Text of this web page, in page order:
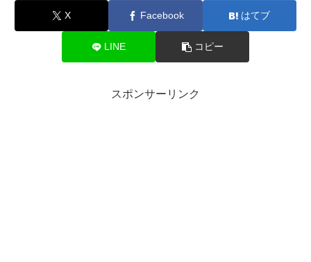
X Facebook はてブ
LINE コピー
スポンサーリンク